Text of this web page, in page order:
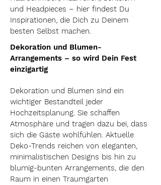
und Headpieces – hier findest Du
Inspirationen, die Dich zu Deinem
besten Selbst machen.
Dekoration und Blumen-
Arrangements – so wird Dein Fest
einzigartig
Dekoration und Blumen sind ein
wichtiger Bestandteil jeder
Hochzeitsplanung. Sie schaffen
Atmosphäre und tragen dazu bei, dass
sich die Gäste wohlfühlen. Aktuelle
Deko-Trends reichen von eleganten,
minimalistischen Designs bis hin zu
blumig-bunten Arrangements, die den
Raum in einen Traumgarten